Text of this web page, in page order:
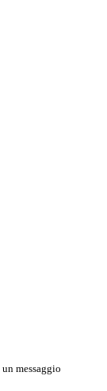
messaggio